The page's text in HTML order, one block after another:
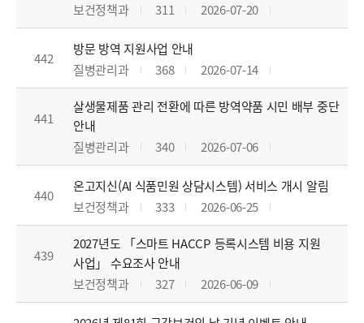
보건정책과
311 2026-07-20
442
방문 방역 지원사업 안내
질병관리과
368 2026-07-14
441
살생물제품 관리 전환에 따른 방역약품 시민 배부 중단
안내
질병관리과
340 2026-07-06
440
온고지신(AI 식품민원 상담시스템) 서비스 개시 알림
보건정책과
333 2026-06-25
439
2027년도 「스마트 HACCP 등록시스템 비용 지원
사업」 수요조사 안내
보건정책과
327 2026-06-09